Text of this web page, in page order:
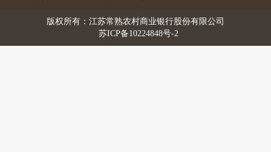
版权所有：江苏常熟农村商业银行股份有限公司
苏ICP备10224848号-2